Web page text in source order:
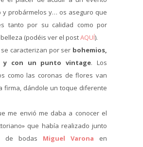
y probármelos y… os aseguro que
tanto por su calidad como por
(podéis ver el postAQUÍ).
caracterizan por ser bohemios,
y con un punto vintage. Los
como las coronas de flores van
firma, dándole un toque diferente
me envió me daba a conocer el
que había realizado junto
de bodas Miguel Varona
en